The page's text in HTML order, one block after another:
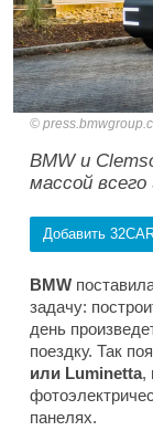
BMW и
массой всего
Добавить
BMW
задачу:
день
поездку. Так
или Luminetta,
панелях.